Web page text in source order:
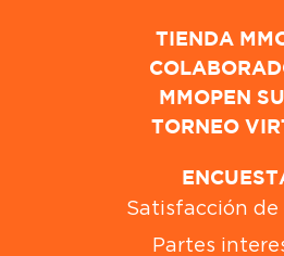
TIENDA
MMOPEN
TORNEO
Satisfacción de
Partes